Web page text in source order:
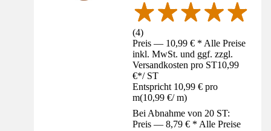
(4)
Preis — 10,99 € * Alle Preise
inkl. MwSt. und ggf. zzgl.
Versandkosten pro ST10,99
€*/ ST
Entspricht 10,99 € pro
m(10,99 €/ m)
Bei Abnahme von 20 ST:
Preis — 8,79 € * Alle Preise